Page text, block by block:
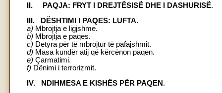
II. PAQJA: FRYT I DREJTËSISË DHE I DASHURISË.
III. DËSHTIMI I PAQES: LUFTA.
a) Mbrojtja e ligjshme.
b) Mbrojtja e paqes.
c) Detyra për të mbrojtur të pafajshmit.
d) Masa kundër atij që kërcënon paqen.
e) Çarmatimi.
f) Dënimi i terrorizmit.
IV. NDIHMESA E KISHËS PËR PAQEN.